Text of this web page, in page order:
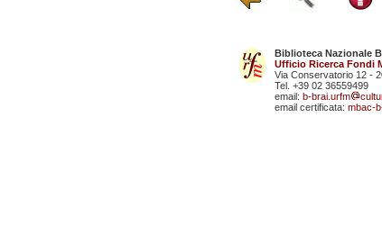
Biblioteca Nazionale
Ufficio Ricerca Fondi
Via Conservatorio 12 -
Tel. +39 02 36559499
email: b-brai.urfm
email certificata: mbac-